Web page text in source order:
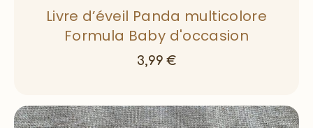
Livre d’éveil Panda multicolore
Formula Baby d'occasion
3,99 €